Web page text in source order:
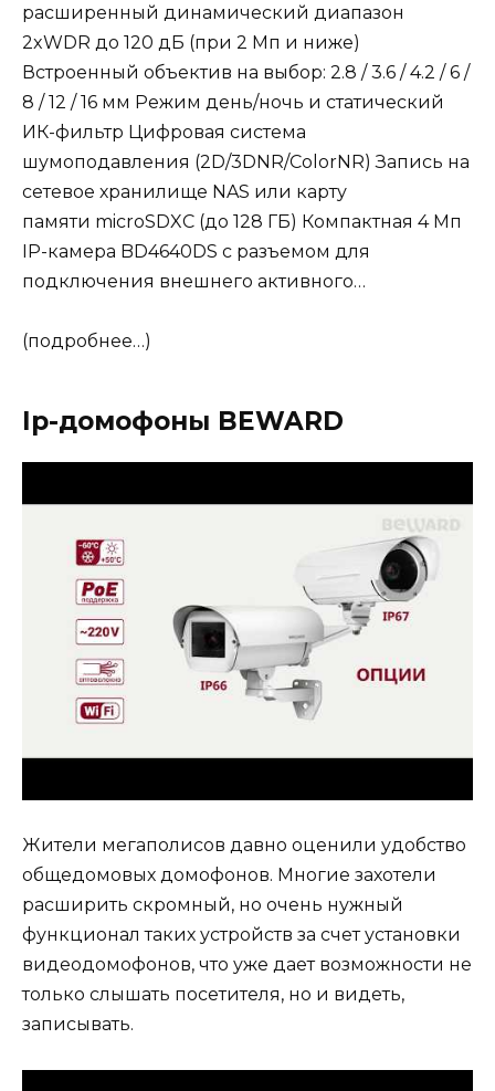
расширенный динамический диапазон
2xWDR до 120 дБ (при 2 Мп и ниже)
Встроенный объектив на выбор: 2.8 / 3.6 / 4.2 / 6 /
8 / 12 / 16 мм Режим день/ночь и статический
ИК-фильтр Цифровая система
шумоподавления (2D/3DNR/ColorNR) Запись на
сетевое хранилище NAS или карту
памяти microSDXC (до 128 ГБ) Компактная 4 Мп
IP-камера BD4640DS с разъемом для
подключения внешнего активного…
(подробнее…)
Ip-домофоны BEWARD
Жители мегаполисов давно оценили удобство
общедомовых домофонов. Многие захотели
расширить скромный, но очень нужный
функционал таких устройств за счет установки
видеодомофонов, что уже дает возможности не
только слышать посетителя, но и видеть,
записывать.